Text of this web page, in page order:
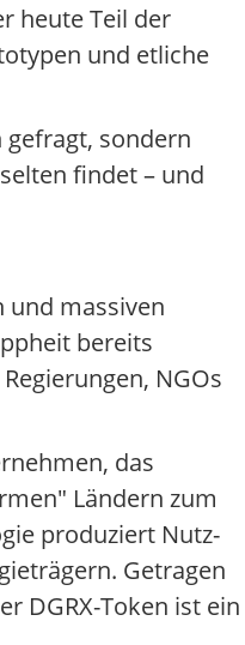
heute Teil der
und etliche
gefragt, sondern
findet – und
und massiven
bereits
NGOs
das
Ländern zum
produziert Nutz-
Getragen
DGRX-Token ist ein